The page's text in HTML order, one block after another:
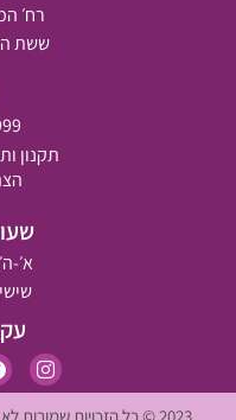
רח׳
ששת הימים
תקנון
א׳-ה׳:
שישי: